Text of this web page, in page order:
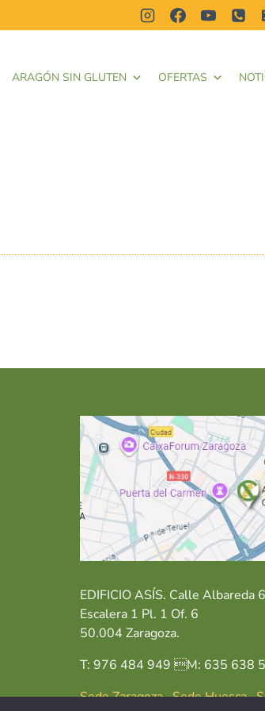
ARAGÓN SIN GLUTEN OFERTAS
EDIFICIO ASÍS. Calle Albareda 6
Escalera 1 Pl. 1 Of. 6
50.004 Zaragoza.
T: 976 484 949 M: 635 638
Sede Zaragoza·Sede Huesca·